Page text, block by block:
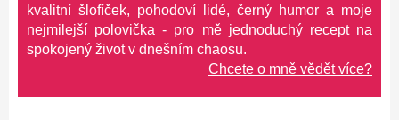
kvalitní šlofíček, pohodoví lidé, černý humor a moje
nejmilejší polovička - pro mě jednoduchý recept na
spokojený život v dnešním chaosu.
Chcete o mně vědět více?